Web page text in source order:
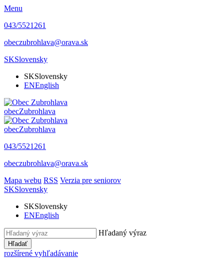
Menu
043/5521261
obeczubrohlava@orava.sk
SKSlovensky
SKSlovensky
ENEnglish
obecZubrohlava
obecZubrohlava
043/5521261
obeczubrohlava@orava.sk
Mapa webu RSS Verzia pre seniorov
SKSlovensky
SKSlovensky
ENEnglish
Hľadaný výraz
Hľadať
rozšírené vyhľadávanie